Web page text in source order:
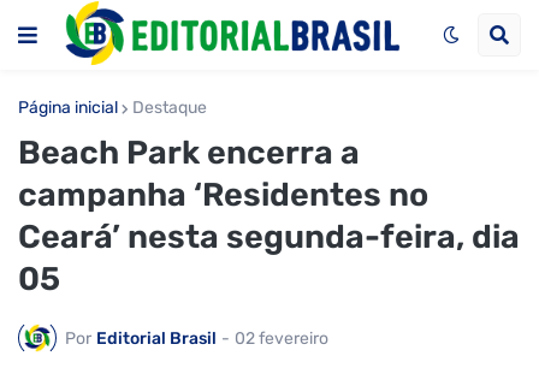
Página inicial Destaque
Beach Park encerra a
campanha ‘Residentes no
Ceará’ nesta segunda-feira, dia
05
Por Editorial Brasil - 02 fevereiro